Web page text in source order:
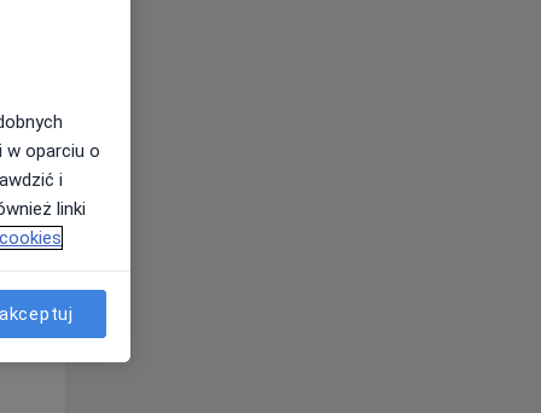
Wt,
w oparciu o
i
linki